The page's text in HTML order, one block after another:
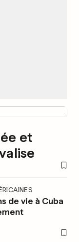
et
de vie à Cuba